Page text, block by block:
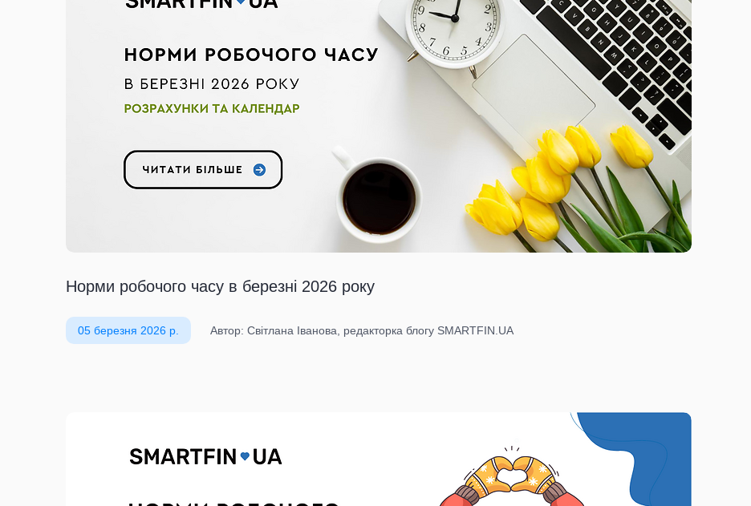
Норми робочого часу в березні 2026 року
05 березня 2026 р. Автор: Світлана Іванова, редакторка блогу SMARTFIN.UA